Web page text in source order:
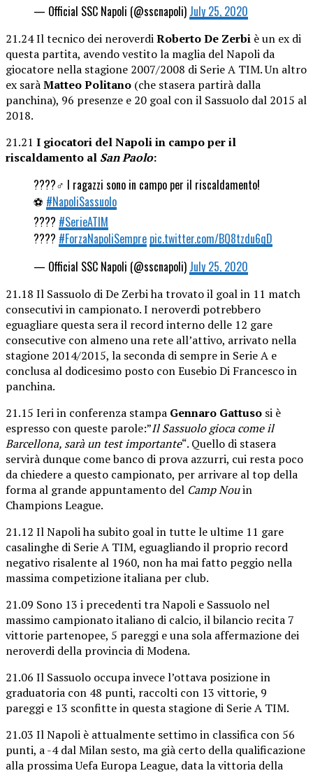
— Official SSC Napoli (@sscnapoli) July 25, 2020
21.24 Il tecnico dei neroverdiRoberto De Zerbi è un ex di
questa partita, avendo vestito la maglia del Napoli da
giocatore nella stagione 2007/2008 di Serie A TIM. Un altro
ex saràMatteo Politano (che stasera partirà dalla
panchina), 96 presenze e 20 goal con il Sassuolo dal 2015 al
2018.
21.21 I giocatori del Napoli in campo per il
riscaldamento al San Paolo:
????‍♂️ I ragazzi sono in campo per il riscaldamento!
⚽️ #NapoliSassuolo
???? #SerieATIM
???? #ForzaNapoliSempre pic.twitter.com/BQ8tzdu6qD
— Official SSC Napoli (@sscnapoli) July 25, 2020
21.18 Il Sassuolo di De Zerbi ha trovato il goal in 11 match
consecutivi in campionato. I neroverdi potrebbero
eguagliare questa sera il record interno delle 12 gare
consecutive con almeno una rete all’attivo, arrivato nella
stagione 2014/2015, la seconda di sempre in Serie A e
conclusa al dodicesimo posto con Eusebio Di Francesco in
panchina.
21.15 Ieri in conferenza stampa Gennaro Gattuso si è
espresso con queste parole:”Il Sassuolo gioca come il
Barcellona, sarà un test importante“. Quello di stasera
servirà dunque come banco di prova azzurri, cui resta poco
da chiedere a questo campionato, per arrivare al top della
forma al grande appuntamento del Camp Nouin
Champions League.
21.12 Il Napoli ha subito goal in tutte le ultime 11 gare
casalinghe di Serie A TIM, eguagliando il proprio record
negativo risalente al 1960, non ha mai fatto peggio nella
massima competizione italiana per club.
21.09 Sono 13 i precedenti tra Napoli e Sassuolo nel
massimo campionato italiano di calcio, il bilancio recita 7
vittorie partenopee, 5 pareggi e una sola affermazione dei
neroverdi della provincia di Modena.
21.06 Il Sassuolo occupa invece l’ottava posizione in
graduatoria con 48 punti, raccolti con 13 vittorie, 9
pareggi e 13 sconfitte in questa stagione di Serie A TIM.
21.03 Il Napoli è attualmente settimo in classifica con 56
punti, a -4 dal Milan sesto, ma già certo della qualificazione
alla prossima Uefa Europa League, data la vittoria della